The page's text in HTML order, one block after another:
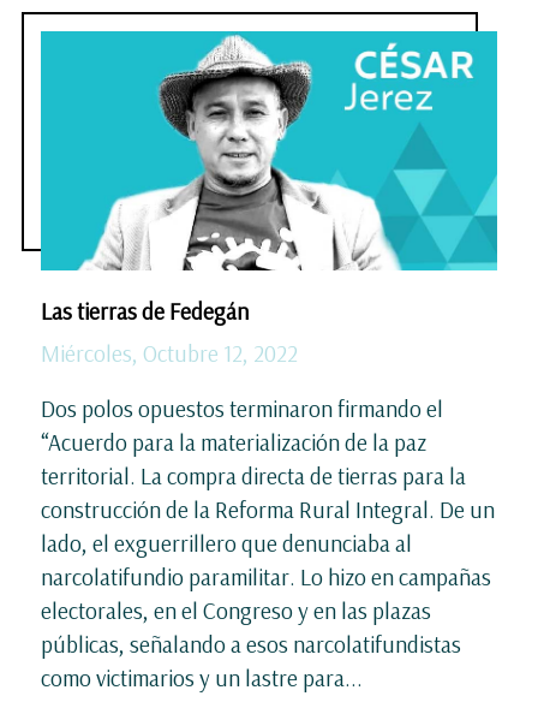
Las tierras de Fedegán
Miércoles, Octubre 12, 2022
Dos polos opuestos terminaron firmando el
“Acuerdo para la materialización de la paz
territorial. La compra directa de tierras para la
construcción de la Reforma Rural Integral. De un
lado, el exguerrillero que denunciaba al
narcolatifundio paramilitar. Lo hizo en campañas
electorales, en el Congreso y en las plazas
públicas, señalando a esos narcolatifundistas
como victimarios y un lastre para...